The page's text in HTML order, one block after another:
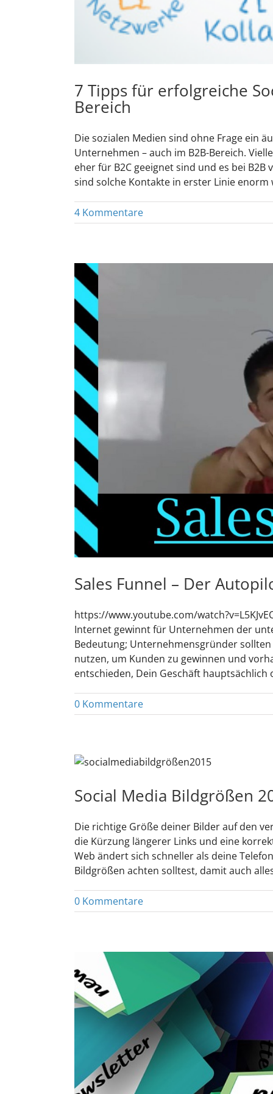
7 Tipps für erfolgreiche
Bereich
Die sozialen Medien sind ohne Frage ein
Unternehmen – auch im B2B-Bereich.
eher für B2C geeignet sind und es bei
sind solche Kontakte in erster Linie enorm
4 Kommentare
Sales Funnel – Der
https://www.youtube.com/
Internet gewinnt für Unternehmen der
Bedeutung; Unternehmensgründer
nutzen, um Kunden zu gewinnen und
entschieden, Dein Geschäft
0 Kommentare
Social Media Bildgrößen
Die richtige Größe deiner Bilder auf den
die Kürzung längerer Links und eine
Web ändert sich schneller als deine
Bildgrößen achten solltest, damit auch
0 Kommentare